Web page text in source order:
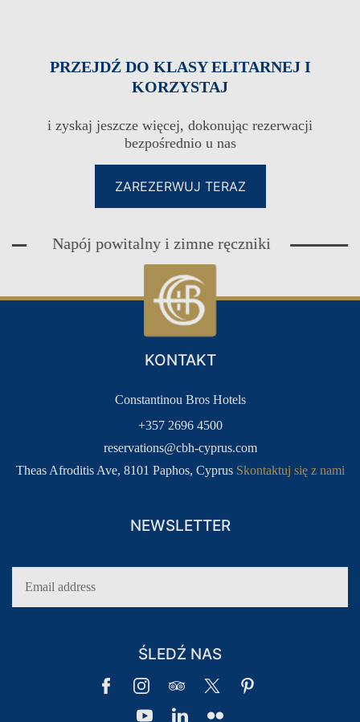
KLUB LOJALNOŚCIOWY DLA
KLUB LOJALNOŚCIOWY DLA
GOŚCI
PRZEJDŹ DO KLASY ELITARNEJ I
KORZYSTAJ
i zyskaj jeszcze więcej, dokonując rezerwacji
bezpośrednio u nas
ZAREZERWUJ TERAZ
Napój powitalny i zimne ręczniki
KONTAKT
Constantinou Bros Hotels
+357 2696 4500
reservations@cbh-cyprus.com
Theas Afroditis Ave, 8101 Paphos, Cyprus Skontaktuj się z nami
NEWSLETTER
ŚLEDŹ NAS